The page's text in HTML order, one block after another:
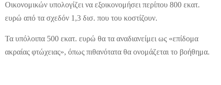
Οικονομικών υπολογίζει να εξοικονομήσει περίπου 800 εκατ.
ευρώ από τα σχεδόν 1,3 δισ. που του κοστίζουν.
Τα υπόλοιπα 500 εκατ. ευρώ θα τα αναδιανείμει ως «επίδομα
ακραίας φτώχειας», όπως πιθανότατα θα ονομάζεται το βοήθημα.